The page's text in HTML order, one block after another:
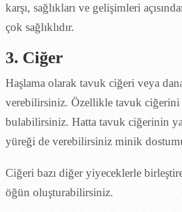
karşı, sağlıkları ve gelişimleri
çok sağlıklıdır.
3. Ciğer
Haşlama olarak tavuk ciğeri veya
verebilirsiniz. Özellikle tavuk ciğerini
bulabilirsiniz. Hatta tavuk ciğerinin
yüreği de verebilirsiniz minik
Ciğeri bazı diğer yiyeceklerle
öğün oluşturabilirsiniz.